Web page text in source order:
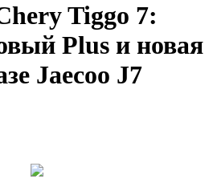
Tiggo 7:
Plus и новая
Jaecoo J7